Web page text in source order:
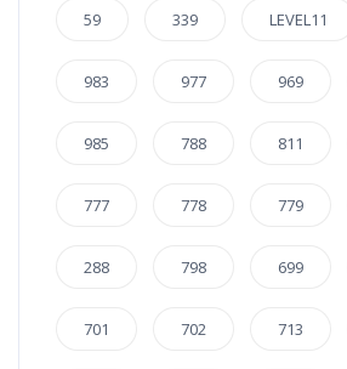
59 339 LEVEL11
983 977 969
985 788 811
777 778 779
288 798 699
701 702 713